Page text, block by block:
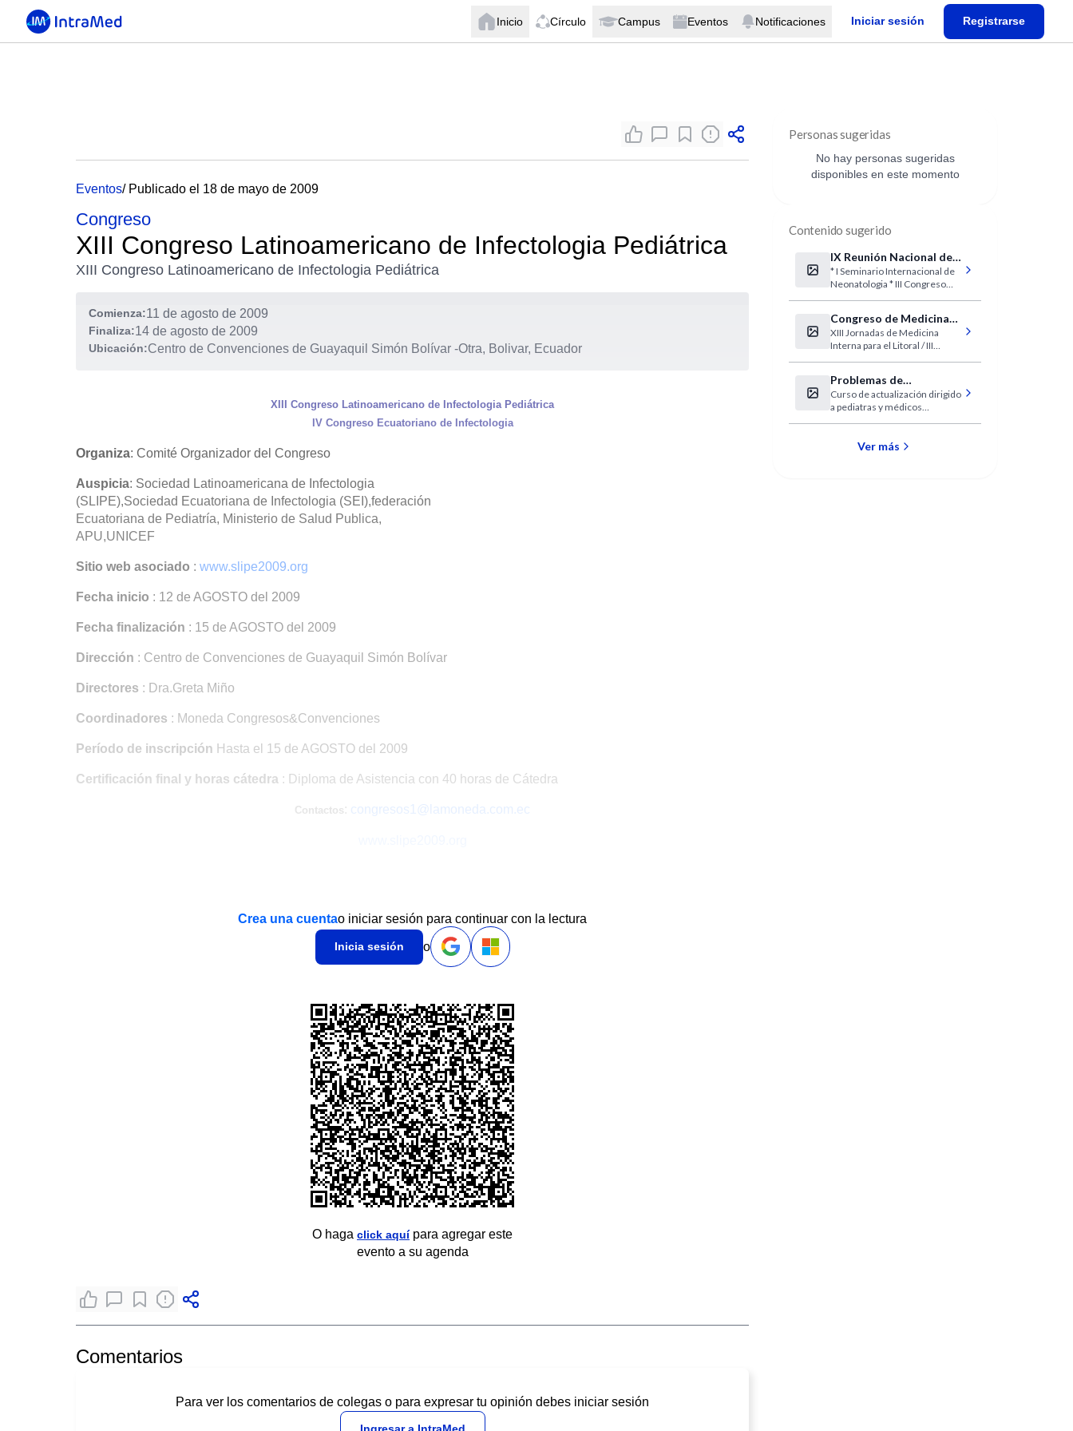
Inicio Círculo Campus Eventos Notificaciones Iniciar sesión Registrarse
Eventos/ Publicado el 18 de mayo de 2009
Congreso
XIII Congreso Latinoamericano de Infectologia Pediátrica
XIII Congreso Latinoamericano de Infectologia Pediátrica
Comienza:11 de agosto de 2009
Finaliza:14 de agosto de 2009
Ubicación:Centro de Convenciones de Guayaquil Simón Bolívar -Otra, Bolivar, Ecuador
XIII Congreso Latinoamericano de Infectologia Pediátrica
IV Congreso Ecuatoriano de Infectologia
Organiza: Comité Organizador del Congreso
Auspicia: Sociedad Latinoamericana de Infectologia
(SLIPE),Sociedad Ecuatoriana de Infectologia (SEI),federación
Ecuatoriana de Pediatría, Ministerio de Salud Publica,
APU,UNICEF
Sitio web asociado : www.slipe2009.org
Fecha inicio : 12 de AGOSTO del 2009
Fecha finalización : 15 de AGOSTO del 2009
Dirección : Centro de Convenciones de Guayaquil Simón Bolívar
Directores : Dra.Greta Miño
Coordinadores : Moneda Congresos&Convenciones
Período de inscripción Hasta el 15 de AGOSTO del 2009
Certificación final y horas cátedra : Diploma de Asistencia con 40 horas de Cátedra
Contactos : congresos1@lamoneda.com.ec
Crea una cuentao iniciar sesión para continuar con la lectura
Inicia sesión o
O haga click aquípara agregar este
evento a su agenda
Comentarios
Para ver los comentarios de colegas o para expresar tu opinión debes iniciar sesión
Ingresar a IntraMed
Personas sugeridas
No hay personas sugeridas
disponibles en este momento
Contenido sugerido
IX Reunión Nacional de
Pediatria
* I Seminario Internacional de
Neonatologia * III Congreso
y Vacunas * VII Simposio de
Enfermeria Pediatrica
Congreso de Medicina
Interna
XIII Jornadas de Medicina
Interna para el Litoral / III
Problemas de
crecimiento en Pediatría
Curso de actualización dirigido
a pediatras y médicos
Ver más